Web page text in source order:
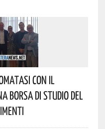
Con Il
Borsa Di Studio Del